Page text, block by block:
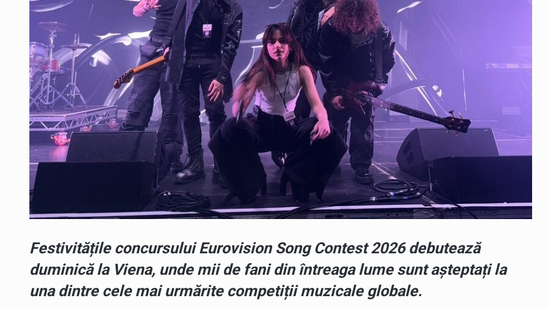
Festivitățile concursului Eurovision Song Contest 2026 debutează
duminică la Viena, unde mii de fani din întreaga lume sunt așteptați la
una dintre cele mai urmărite competiții muzicale globale.